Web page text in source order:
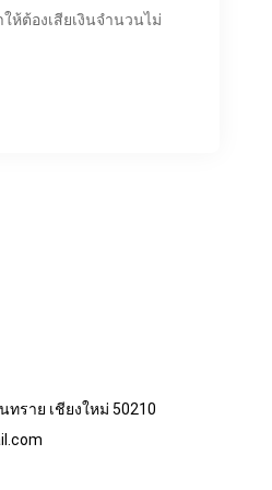
ต้องเสียเงินจำนวนไม่
ราย เชียงใหม่ 50210